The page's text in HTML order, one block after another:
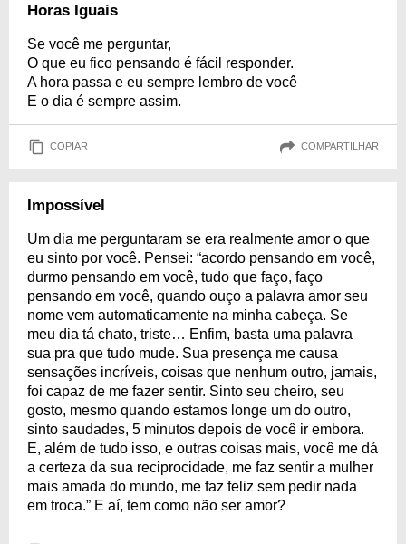
Horas Iguais
Se você me perguntar,
O que eu fico pensando é fácil responder.
A hora passa e eu sempre lembro de você
E o dia é sempre assim.
COPIAR COMPARTILHAR
Impossível
Um dia me perguntaram se era realmente amor o que
eu sinto por você. Pensei: “acordo pensando em você,
durmo pensando em você, tudo que faço, faço
pensando em você, quando ouço a palavra amor seu
nome vem automaticamente na minha cabeça. Se
meu dia tá chato, triste… Enfim, basta uma palavra
sua pra que tudo mude. Sua presença me causa
sensações incríveis, coisas que nenhum outro, jamais,
foi capaz de me fazer sentir. Sinto seu cheiro, seu
gosto, mesmo quando estamos longe um do outro,
sinto saudades, 5 minutos depois de você ir embora.
E, além de tudo isso, e outras coisas mais, você me dá
a certeza da sua reciprocidade, me faz sentir a mulher
mais amada do mundo, me faz feliz sem pedir nada
em troca.” E aí, tem como não ser amor?